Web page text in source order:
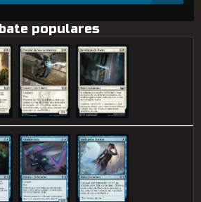
populares
Protetor do Voo AcrobáticoRevelação de Poder
Vândalo Fada Saída pelos Fundos